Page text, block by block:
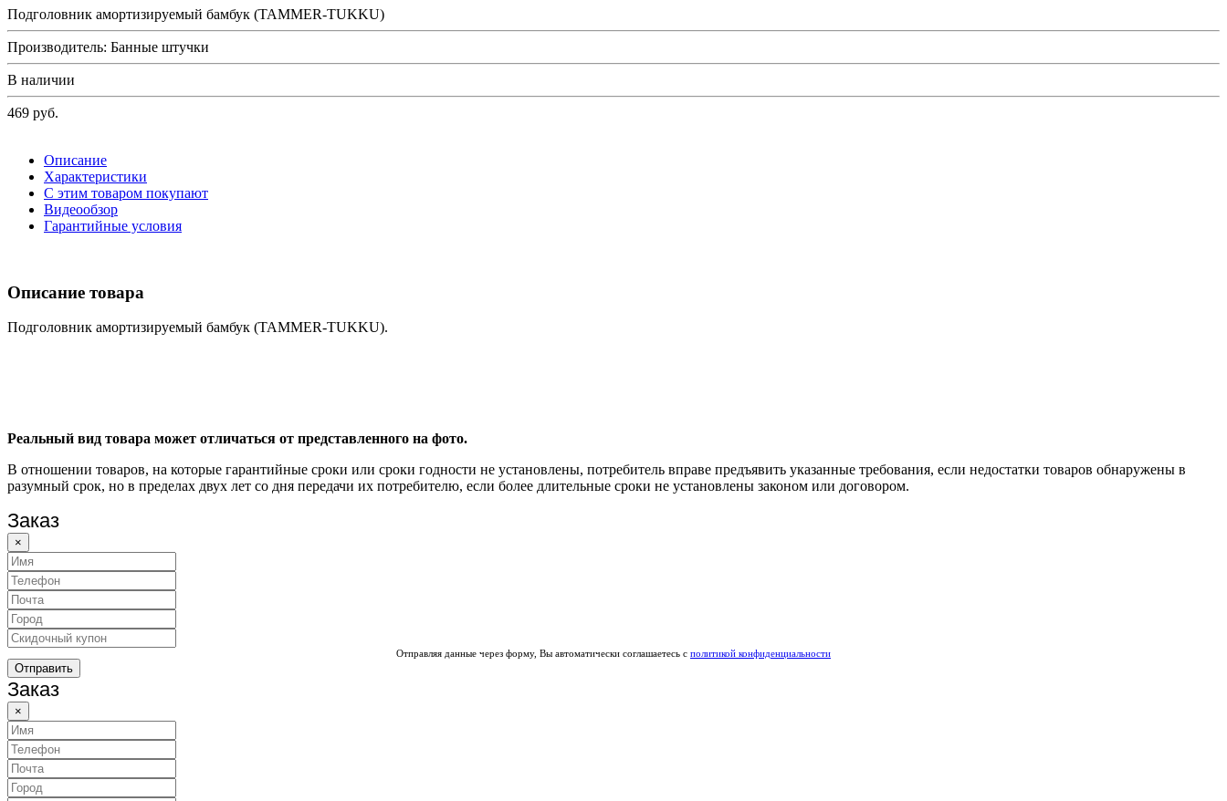
Подголовник амортизируемый бамбук (TAMMER-TUKKU)
Производитель: Банные штучки
В наличии
469 руб.
Описание
Характеристики
С этим товаром покупают
Видеообзор
Гарантийные условия
Описание товара
Подголовник амортизируемый бамбук (TAMMER-TUKKU).
Реальный вид товара может отличаться от представленного на фото.
В отношении товаров, на которые гарантийные сроки или сроки годности не установлены, потребитель вправе предъявить указанные требования, если недостатки товаров обнаружены в
разумный срок, но в пределах двух лет со дня передачи их потребителю, если более длительные сроки не установлены законом или договором.
Заказ
×
Отправляя данные через форму, Вы автоматически соглашаетесь с политикой конфиденциальности
Отправить
Заказ
×